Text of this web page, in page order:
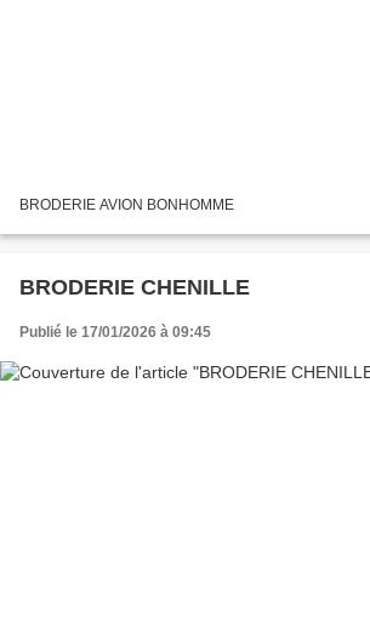
BRODERIE AVION BONHOMME
BRODERIE CHENILLE
Publié le 17/01/2026 à 09:45